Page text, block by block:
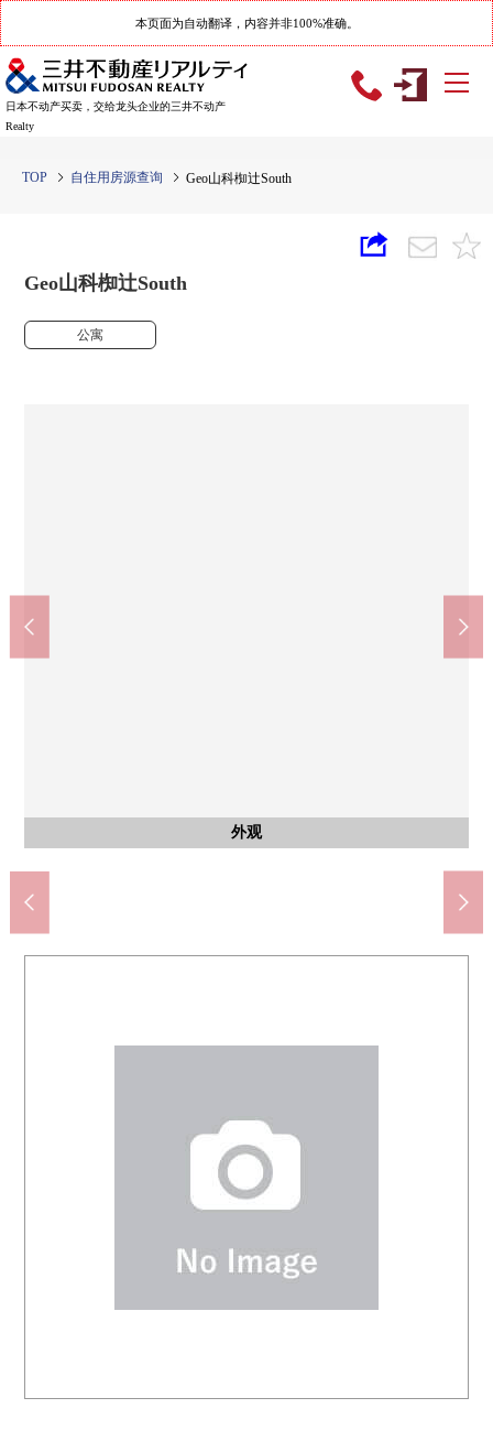
本页面为自动翻译，内容并非100%准确。
日本不动产买卖，交给龙头企业的三井不动产
Realty
TOP 自住用房源查询 Geo山科椥辻South
Geo山科椥辻South
公寓
外观
外观
外观
共有部分
名牌
共有部分
防盗门
入口
入口
入口
入口
共有部分
集合信箱
共有部分
智能快递柜
其他当地
前面道路
其他当地
前面道路
其他当地
前面道路
其他当地
前面道路
AEON食物风格山科椥辻商店(约300m)
7-Eleven山科椥辻东浦町商店(约200m)
京都山科椥辻邮局(约120m)
东野公园(约300m)
京都市立勧修中学校(约1260m)